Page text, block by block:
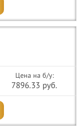
Цена на б/у:
7896.33 руб.